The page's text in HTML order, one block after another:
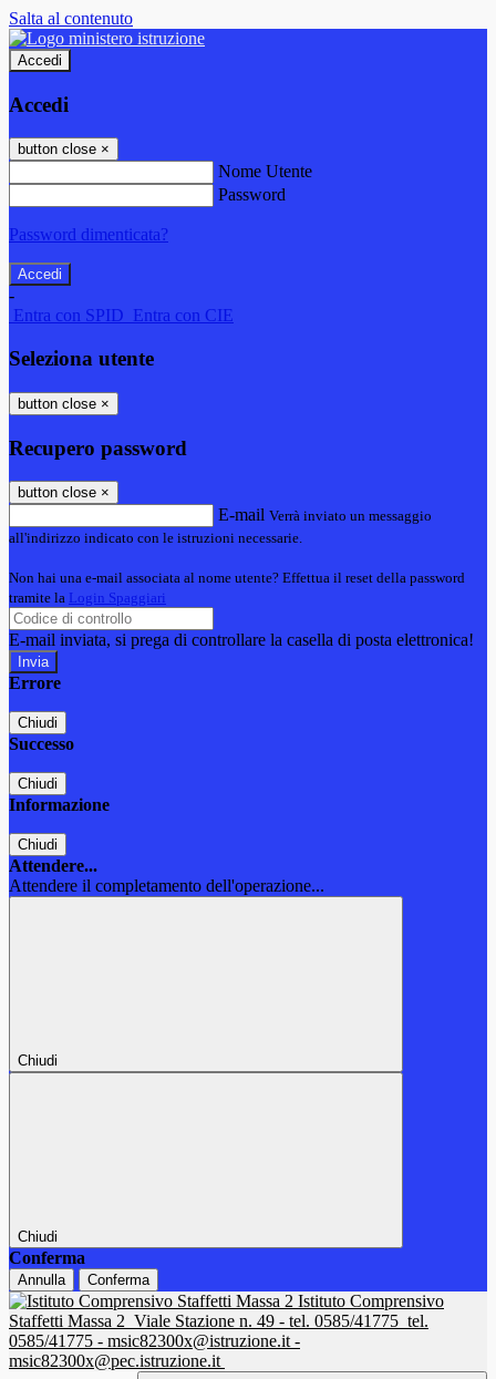
Salta al contenuto
Accedi
Accedi
button close ×
Nome Utente
Password
Password dimenticata?
-
Entra con SPID Entra con CIE
Seleziona utente
button close ×
Recupero password
button close ×
E-mail Verrà inviato un messaggio
all'indirizzo indicato con le istruzioni necessarie.
Non hai una e-mail associata al nome utente? Effettua il reset della password
tramite la Login Spaggiari
E-mail inviata, si prega di controllare la casella di posta elettronica!
Errore
Chiudi
Successo
Chiudi
Informazione
Chiudi
Attendere...
Attendere il completamento dell'operazione...
Chiudi
Chiudi
Conferma
Annulla Conferma
Istituto Comprensivo
Staffetti Massa 2 Viale Stazione n. 49 - tel. 0585/41775 tel.
0585/41775 - msic82300x@istruzione.it -
msic82300x@pec.istruzione.it